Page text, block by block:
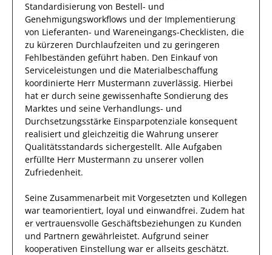
Standardisierung von Bestell- und
Genehmigungsworkflows und der Implementierung
von Lieferanten- und Wareneingangs-Checklisten, die
zu kürzeren Durchlaufzeiten und zu geringeren
Fehlbeständen geführt haben. Den Einkauf von
Serviceleistungen und die Materialbeschaffung
koordinierte Herr Mustermann zuverlässig. Hierbei
hat er durch seine gewissenhafte Sondierung des
Marktes und seine Verhandlungs- und
Durchsetzungsstärke Einsparpotenziale konsequent
realisiert und gleichzeitig die Wahrung unserer
Qualitätsstandards sichergestellt. Alle Aufgaben
erfüllte Herr Mustermann zu unserer vollen
Zufriedenheit.
Seine Zusammenarbeit mit Vorgesetzten und Kollegen
war teamorientiert, loyal und einwandfrei. Zudem hat
er vertrauensvolle Geschäftsbeziehungen zu Kunden
und Partnern gewährleistet. Aufgrund seiner
kooperativen Einstellung war er allseits geschätzt.